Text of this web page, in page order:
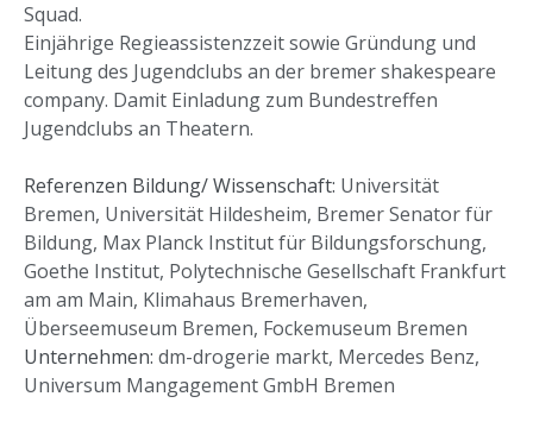
Squad.
Einjährige Regieassistenzzeit sowie Gründung und
Leitung des Jugendclubs an der bremer shakespeare
company. Damit Einladung zum Bundestreffen
Jugendclubs an Theatern.
Referenzen Bildung/ Wissenschaft: Universität
Bremen, Universität Hildesheim, Bremer Senator für
Bildung, Max Planck Institut für Bildungsforschung,
Goethe Institut, Polytechnische Gesellschaft Frankfurt
am am Main, Klimahaus Bremerhaven,
Überseemuseum Bremen, Fockemuseum Bremen
Unternehmen: dm-drogerie markt, Mercedes Benz,
Universum Mangagement GmbH Bremen